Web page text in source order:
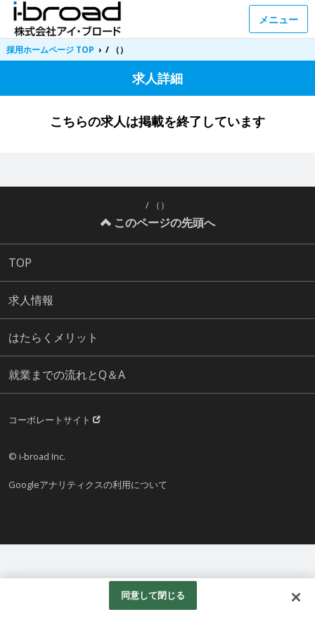
メニュー
採用ホームページ TOP › / （）
求人詳細
こちらの求人は掲載を終了しています
/ （）
このページの先頭へ
TOP
求人情報
はたらくメリット
就業までの流れとQ＆A
コーポレートサイト
© i-broad Inc.
Googleアナリティクスの利用について
同意して閉じる